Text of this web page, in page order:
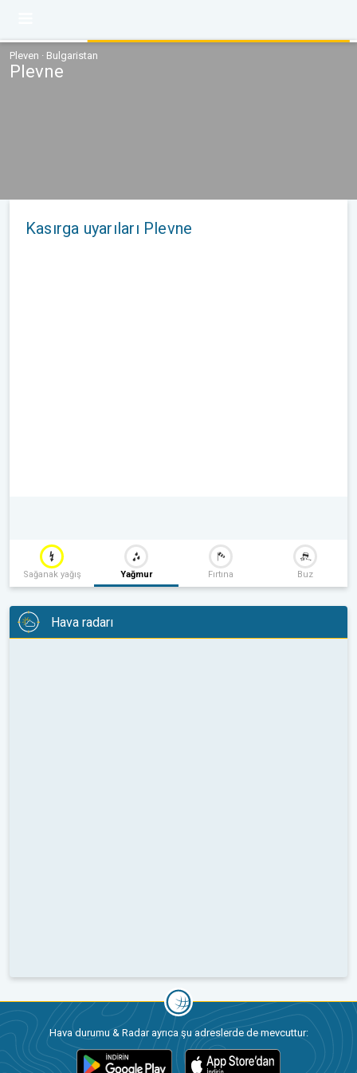
Pleven · Bulgaristan
Plevne
Kasırga uyarıları Plevne
Sağanak yağış Yağmur Fırtına Buz
Hava radarı
Hava durumu & Radar ayrıca şu adreslerde de mevcuttur: